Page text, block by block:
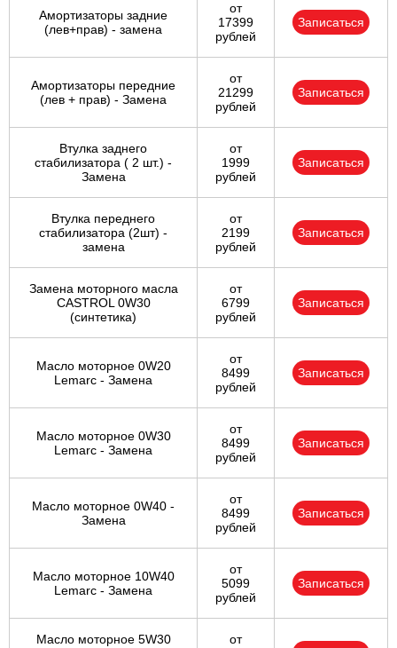
Амортизаторы задние
(лев+прав) - замена
от
17399
рублей
Записаться
Амортизаторы передние
(лев + прав) - Замена
от
21299
рублей
Записаться
Втулка заднего
стабилизатора ( 2 шт.) -
Замена
от
1999
рублей
Записаться
Втулка переднего
стабилизатора (2шт) -
замена
от
2199
рублей
Записаться
Замена моторного масла
CASTROL 0W30
(синтетика)
от
6799
рублей
Записаться
Масло моторное 0W20
Lemarc - Замена
от
8499
рублей
Записаться
Масло моторное 0W30
Lemarc - Замена
от
8499
рублей
Записаться
Масло моторное 0W40 -
Замена
от
8499
рублей
Записаться
Масло моторное 10W40
Lemarc - Замена
от
5099
рублей
Записаться
Масло моторное 5W30
от